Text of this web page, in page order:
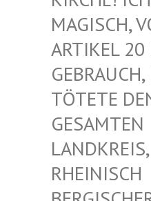
AGISCH,
RTIKEL 20
EBRAUCH,
ÖTETE DEN
ESAMTEN L
ANDKREIS, R
HEINISCH B